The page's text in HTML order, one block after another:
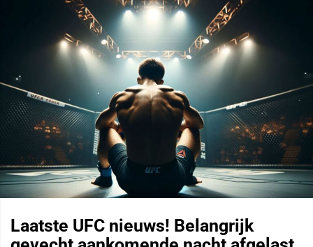
Laatste UFC nieuws! Belangrijk